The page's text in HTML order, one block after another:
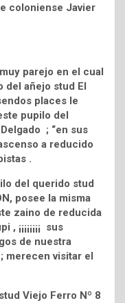
coloniense Javier
parejo en el cual
del añejo stud El
places le
pupilo del
; “en sus
a reducido
.
del querido stud
posee la misma
zaino de reducida
sus
de nuestra
merecen visitar el
Viejo Ferro Nº 8